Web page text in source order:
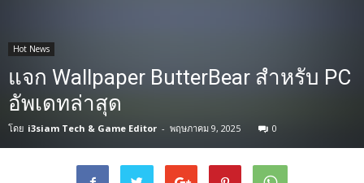
Hot News
แจก Wallpaper ButterBear สำหรับ PC
อัพเดทล่าสุด
โดย i3siam Tech & Game Editor - พฤษภาคม 9, 2025 0